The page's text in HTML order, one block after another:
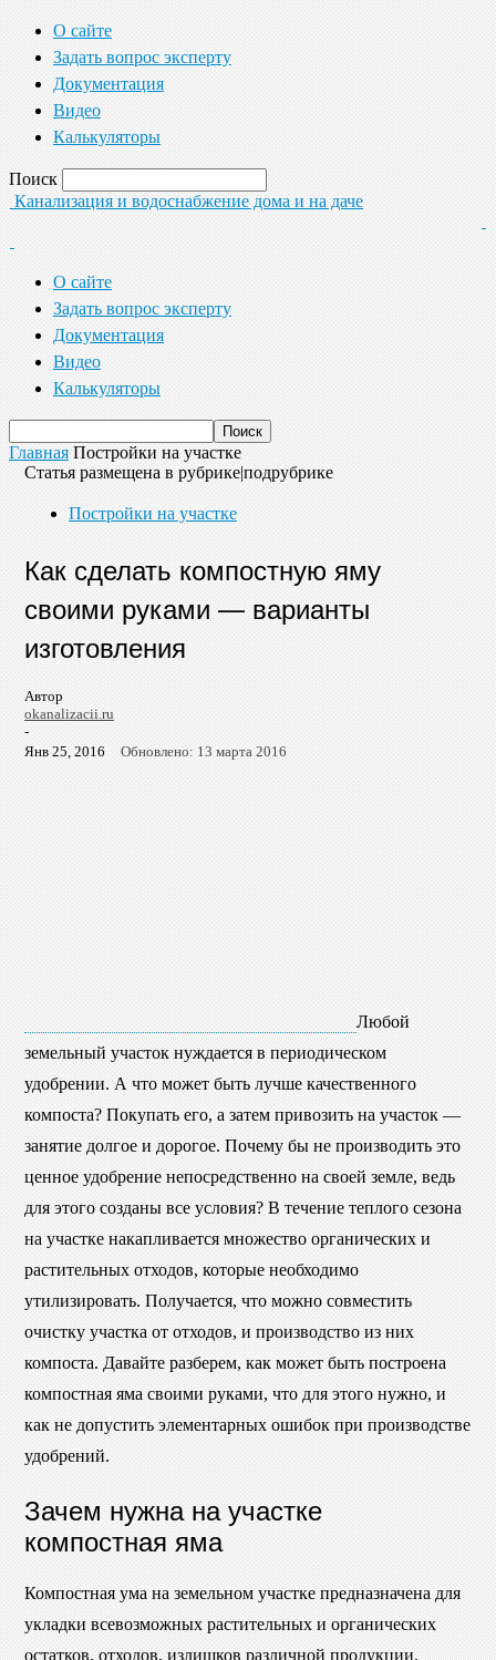
О сайте
Задать вопрос эксперту
Документация
Видео
Калькуляторы
Поиск
Канализация и водоснабжение дома и на даче
О сайте
Задать вопрос эксперту
Документация
Видео
Калькуляторы
Главная Постройки на участке
Статья размещена в рубрике|подрубрике
Постройки на участке
Как сделать компостную яму
своими руками — варианты
изготовления
Автор
okanalizacii.ru
-
Янв 25, 2016
Обновлено: 13 марта 2016
Любой
земельный участок нуждается в периодическом
удобрении. А что может быть лучше качественного
компоста? Покупать его, а затем привозить на участок —
занятие долгое и дорогое. Почему бы не производить это
ценное удобрение непосредственно на своей земле, ведь
для этого созданы все условия? В течение теплого сезона
на участке накапливается множество органических и
растительных отходов, которые необходимо
утилизировать. Получается, что можно совместить
очистку участка от отходов, и производство из них
компоста. Давайте разберем, как может быть построена
компостная яма своими руками, что для этого нужно, и
как не допустить элементарных ошибок при производстве
удобрений.
Зачем нужна на участке
компостная яма
Компостная ума на земельном участке предназначена для
укладки всевозможных растительных и органических
остатков, отходов, излишков различной продукции.